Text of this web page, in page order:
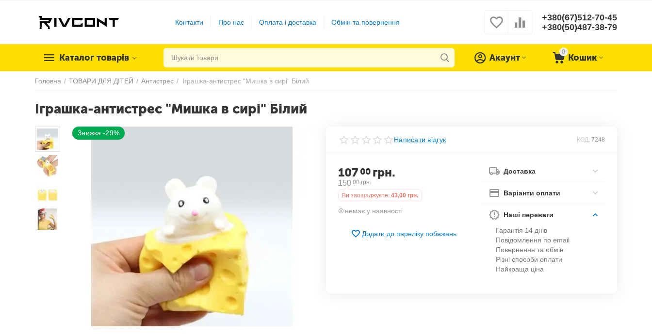
Контакти Про нас Оплата і доставка Обмін та повернення
+380(67)512-70-45
+380(50)487-38-79
Каталог товарів
0
Кошик
Акаунт
Головна / ТОВАРИ ДЛЯ ДІТЕЙ / Антистрес / Іграшка-антистрес "Мишка в сирі" Білий
Іграшка-антистрес "Мишка в сирі" Білий
Написати відгук КОД: 7248
107 00 грн.
150 00 грн.
Ви заощаджуєте: 43,00 грн.
немає у наявності
Додати до переліку побажань
Доставка
Варіанти оплати
Наші переваги
Гарантія 14 днів
Повідомлення по email
Повернення та обмін
Різні способи оплати
Найкраща ціна